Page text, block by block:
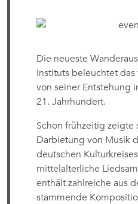
Die neueste
Instituts beleuchtet
von seiner Entstehung
21. Jahrhundert.
Schon frühzeitig
Darbietung von Musik
deutschen
mittelalterliche
enthält zahlreiche aus
stammende